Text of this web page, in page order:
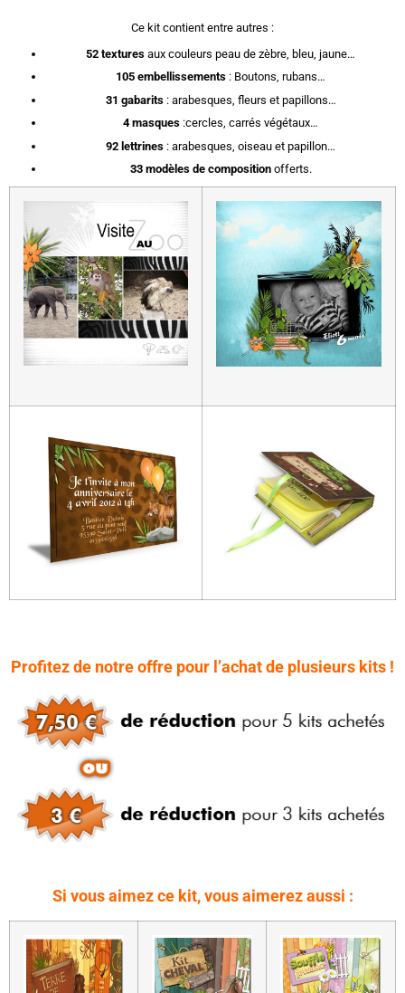
Ce kit contient entre autres :
52 textures aux couleurs peau de zèbre, bleu, jaune…
105 embellissements : Boutons, rubans…
31 gabarits: arabesques, fleurs et papillons…
4 masques :cercles, carrés végétaux…
92 lettrines : arabesques, oiseau et papillon…
33 modèles de compositionofferts.
Profitez de notre offre pour l’achat de plusieurs kits !
Si vous aimez ce kit, vous aimerez aussi :